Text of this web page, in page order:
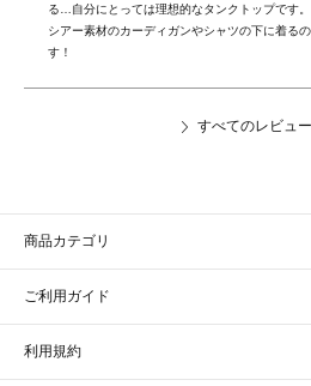
る…自分にとっては理想的なタンクトップです。
シアー素材のカーディガンやシャツの下に着る
す！
すべてのレビュ
商品カテゴリ
ご利用ガイド
利用規約